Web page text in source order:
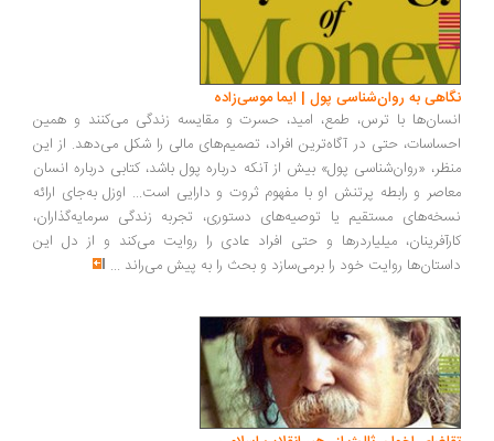
به روان‌شناسی پول | ایما موسی‌زاده
با ترس، طمع، امید، حسرت و مقایسه زندگی می‌کنند و همین
حتی در آگاه‌ترین افراد، تصمیم‌های مالی را شکل می‌دهد. از این
«روان‌شناسی پول» بیش از آنکه درباره پول باشد، کتابی درباره انسان
و رابطه پرتنش او با مفهوم ثروت و دارایی است... اوزل به‌جای ارائه
مستقیم یا توصیه‌های دستوری، تجربه زندگی سرمایه‌گذاران،
میلیاردرها و حتی افراد عادی را روایت می‌کند و از دل این
روایت خود را برمی‌سازد و بحث را به پیش می‌راند ...